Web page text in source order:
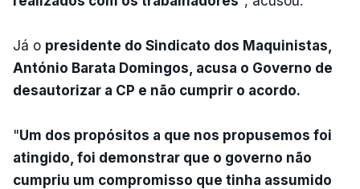
Já o presidente do Sindicato dos Maquinistas,
António Barata Domingos, acusa o Governo de
desautorizar a CP e não cumprir o acordo.
"Um dos propósitos a que nos propusemos foi
atingido, foi demonstrar que o governo não
cumpriu um compromisso que tinha assumido